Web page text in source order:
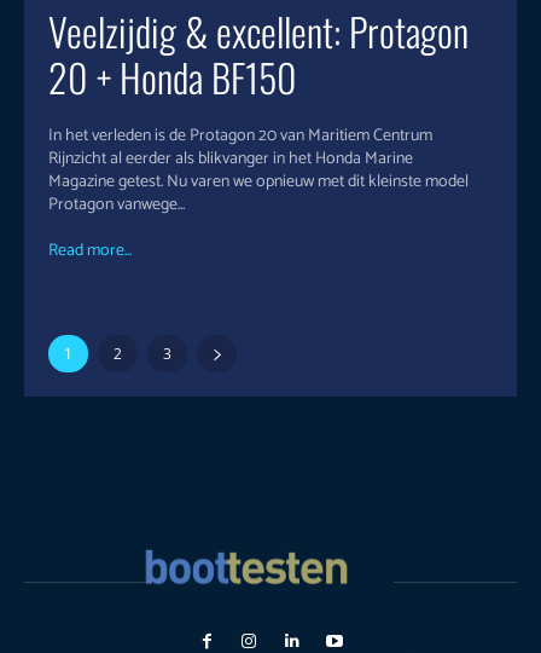
Veelzijdig & excellent: Protagon
20 + Honda BF150
In het verleden is de Protagon 20 van Maritiem Centrum
Rijnzicht al eerder als blikvanger in het Honda Marine
Magazine getest. Nu varen we opnieuw met dit kleinste model
Protagon vanwege...
Read more...
1 2 3